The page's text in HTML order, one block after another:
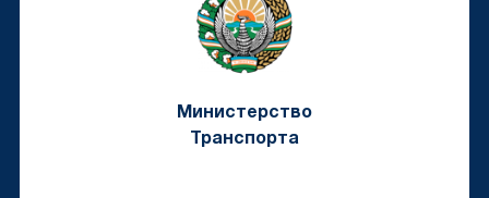
Министерство
Транспорта